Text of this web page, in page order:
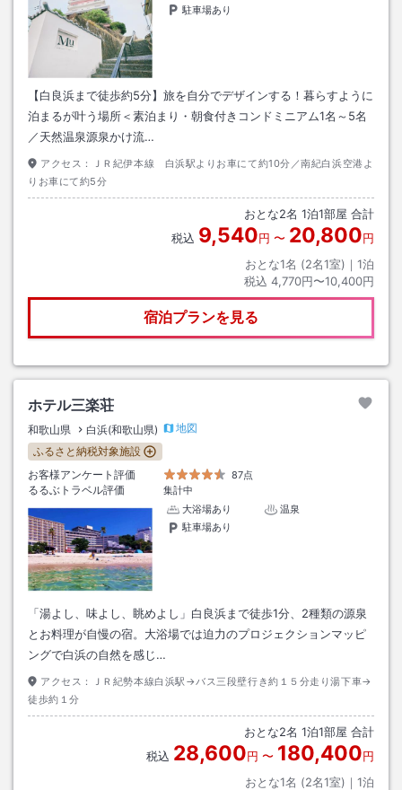
駐車場あり
【白良浜まで徒歩約5分】旅を自分でデザインする！暮らすように
泊まるが叶う場所＜素泊まり・朝食付きコンドミニアム1名～5名
／天然温泉源泉かけ流…
アクセス：
ＪＲ紀伊本線 白浜駅よりお車にて約10分／南紀白浜空港よ
りお車にて約5分
おとな2名 1泊1部屋 合計
税込 9,540円 〜 20,800円
おとな1名 (2名1室)｜ 1泊
税込 4,770円〜10,400円
宿泊プランを見る
ホテル三楽荘
和歌山県 白浜(和歌山県)
地図
ふるさと納税対象施設
お客様アンケート評価
87点
るるぶトラベル評価
集計中
大浴場あり
温泉
駐車場あり
「湯よし、味よし、眺めよし」白良浜まで徒歩1分、2種類の源泉
とお料理が自慢の宿。大浴場では迫力のプロジェクションマッピ
ングで白浜の自然を感じ…
アクセス：
ＪＲ紀勢本線白浜駅→バス三段壁行き約１５分走り湯下車→
徒歩約１分
おとな2名 1泊1部屋 合計
税込 28,600円 〜 180,400円
おとな1名 (2名1室)｜ 1泊